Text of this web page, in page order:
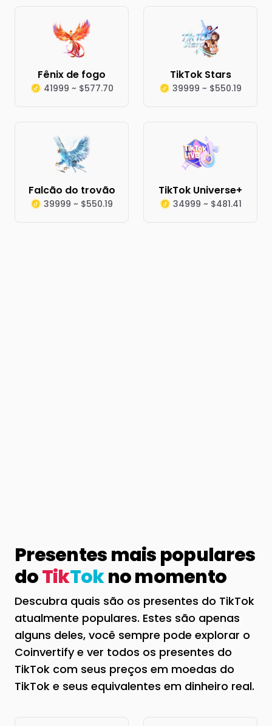
Fênix de fogo
41999 ~ $577.70
TikTok Stars
39999 ~ $550.19
Falcão do trovão
39999 ~ $550.19
TikTok Universe+
34999 ~ $481.41
Presentes mais populares
doTikTokno momento
Descubra quais são os presentes do TikTok
atualmente populares. Estes são apenas
alguns deles, você sempre pode explorar o
Coinvertify e ver todos os presentes do
TikTok com seus preços em moedas do
TikTok e seus equivalentes em dinheiro real.